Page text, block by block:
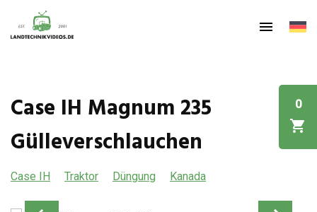
0
Case IH Magnum 235
Gülleverschlauchen
Case IH Traktor Düngung Kanada